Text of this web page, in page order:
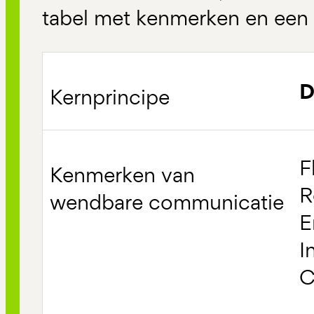
tabel met kenmerken en